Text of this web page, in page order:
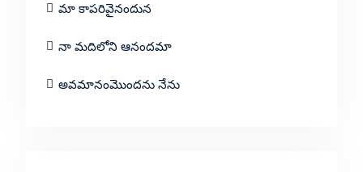
మా కాపరివైనందున
నా మదిలోని ఆనందమా
అవమానంమొందను నేను